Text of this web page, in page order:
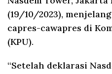
(19/10/2023),
capres-cawapres di
(KPU).
“Setelah deklarasi